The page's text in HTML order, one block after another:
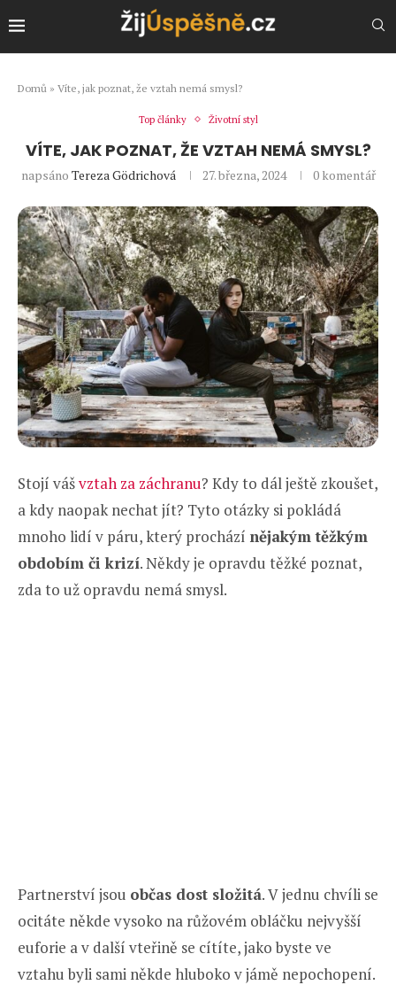
Domů » Víte, jak poznat, že vztah nemá smysl?
Top články Životní styl
VÍTE, JAK POZNAT, ŽE VZTAH NEMÁ SMYSL?
napsáno Tereza Gödrichová 27. března, 2024 0 komentář
Stojí vášvztah za záchranu? Kdy to dál ještě zkoušet,
a kdy naopak nechat jít? Tyto otázky si pokládá
mnoho lidí v páru, který prochází nějakým těžkým
obdobím či krizí. Někdy je opravdu těžké poznat,
zda to už opravdu nemá smysl.
Partnerství jsou občas dost složitá. V jednu chvíli se
ocitáte někde vysoko na růžovém obláčku nejvyšší
euforie a v další vteřině se cítíte, jako byste ve
vztahu byli sami někde hluboko v jámě nepochopení.